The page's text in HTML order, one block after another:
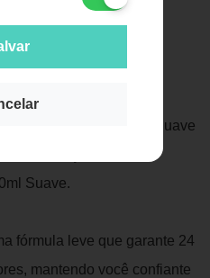
Rollon Skala 60ml Suave
e proteção com o
Suave.
fórmula leve que garante 24
mantendo você confiante